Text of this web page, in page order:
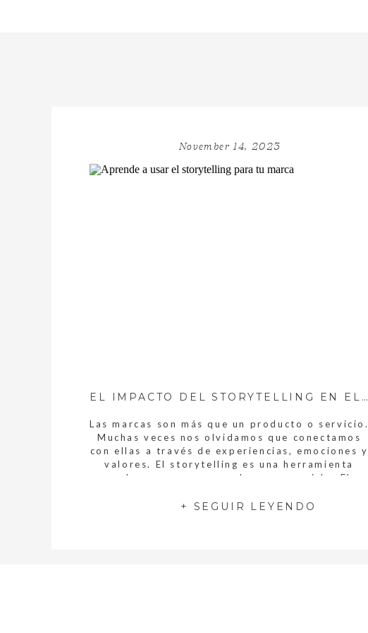
+ SEGUIR LEYENDO
Las marcas son más que un producto o servicio.
Muchas veces nos olvidamos que conectamos
con ellas a través de experiencias, emociones y
valores. El storytelling es una herramienta
poderosa que nos ayuda a conseguirlo. El
narrativa de una marca. Nos ayuda a: ¿Qué es
EL IMPACTO DEL STORYTELLING EN EL BRANDING
November 14, 2023